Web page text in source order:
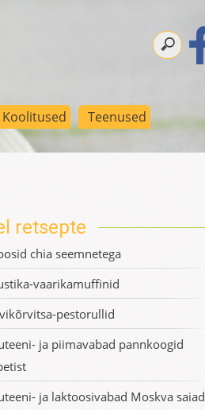
Koolitused
Teenused
retsepte
chia seemnetega
vaarikamuffinid
pestorullid
ja piimavabad pannkoogid
ja laktoosivabad Moskva saiad